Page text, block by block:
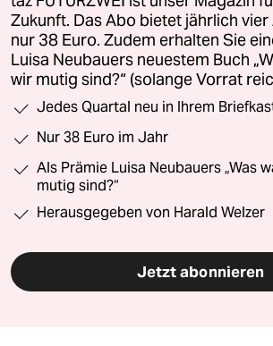
Zukunft. Das Abo bietet jährlich
nur 38 Euro. Zudem erhalten Sie
Luisa Neubauers neuestem Buch
wir mutig sind?“ (solange Vorrat
Jedes Quartal neu in Ihrem
Nur 38 Euro im Jahr
Als Prämie Luisa Neubauers „Was
mutig sind?“
Herausgegeben von Harald Welzer
Jetzt abonnieren